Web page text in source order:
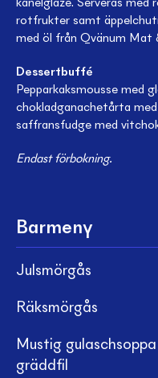
kanelglaze. Serveras
rotfrukter samt
med öl från Qvänum Mat
Dessertbuffé
Pepparkaksmousse med
chokladganachetårta
saffransfudge med
Endast förbokning.
Barmeny
Julsmörgås
Räksmörgås
Mustig
gräddfil